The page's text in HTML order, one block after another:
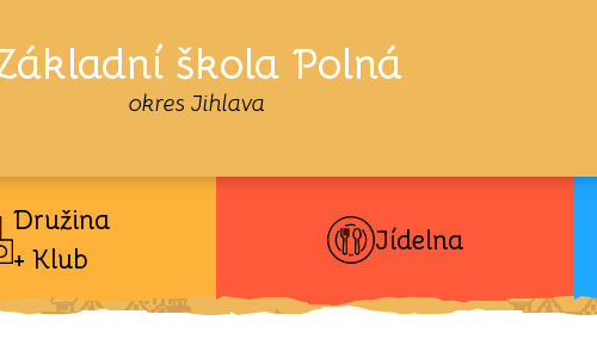
škola Polná
okres Jihlava
Družina
+ Klub
Jídelna